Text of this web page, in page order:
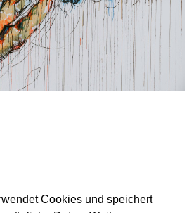
Cookies und speichert